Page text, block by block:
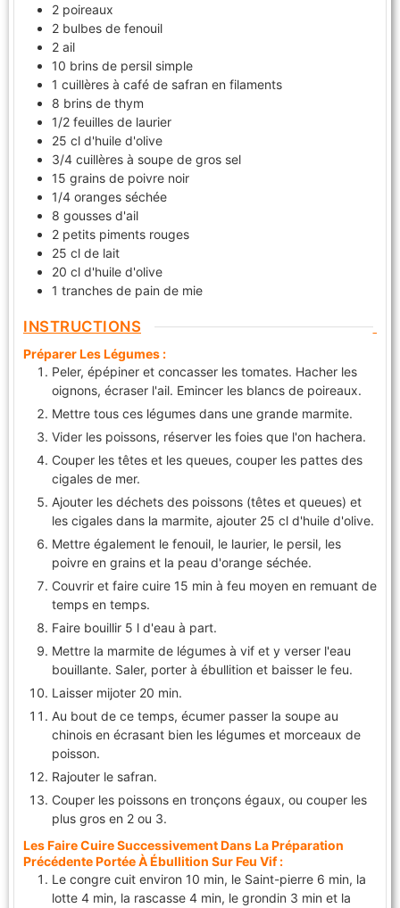
2 poireaux
2 bulbes de fenouil
2 ail
10 brins de persil simple
1 cuillères à café de safran en filaments
8 brins de thym
1/2 feuilles de laurier
25 cl d'huile d'olive
3/4 cuillères à soupe de gros sel
15 grains de poivre noir
1/4 oranges séchée
8 gousses d'ail
2 petits piments rouges
25 cl de lait
20 cl d'huile d'olive
1 tranches de pain de mie
INSTRUCTIONS
Préparer Les Légumes :
Peler, épépiner et concasser les tomates. Hacher les
oignons, écraser l'ail. Emincer les blancs de poireaux.
Mettre tous ces légumes dans une grande marmite.
Vider les poissons, réserver les foies que l'on hachera.
Couper les têtes et les queues, couper les pattes des
cigales de mer.
Ajouter les déchets des poissons (têtes et queues) et
les cigales dans la marmite, ajouter 25 cl d'huile d'olive.
Mettre également le fenouil, le laurier, le persil, les
poivre en grains et la peau d'orange séchée.
Couvrir et faire cuire 15 min à feu moyen en remuant de
temps en temps.
Faire bouillir 5 l d'eau à part.
Mettre la marmite de légumes à vif et y verser l'eau
bouillante. Saler, porter à ébullition et baisser le feu.
Laisser mijoter 20 min.
Au bout de ce temps, écumer passer la soupe au
chinois en écrasant bien les légumes et morceaux de
poisson.
Rajouter le safran.
Couper les poissons en tronçons égaux, ou couper les
plus gros en 2 ou 3.
Les Faire Cuire Successivement Dans La Préparation
Précédente Portée À Ébullition Sur Feu Vif :
Le congre cuit environ 10 min, le Saint-pierre 6 min, la
lotte 4 min, la rascasse 4 min, le grondin 3 min et la